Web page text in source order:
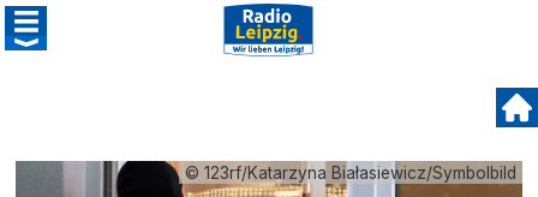
© 123rf/Katarzyna Białasiewicz/Symbolbild